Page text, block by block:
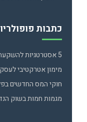
כתבות
5 אסטרטגיות להשקעה מניבה בנדל״ן מסחרי בארה״ב
מימון אטרקטיבי
חוקי המס החדשים
מגמות חמות בשוק